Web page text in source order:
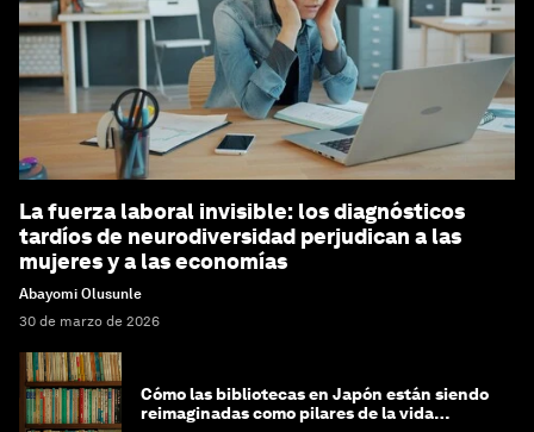
La fuerza laboral invisible: los diagnósticos
tardíos de neurodiversidad perjudican a las
mujeres y a las economías
Abayomi Olusunle
30 de marzo de 2026
Cómo las bibliotecas en Japón están siendo
reimaginadas como pilares de la vida